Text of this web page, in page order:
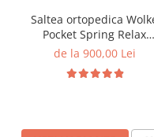
Saltea ortopedica
Pocket Spring Relax
160x200x20 cm, 17 cm
Spring, 3 cm spuma
de la 900,00 Lei